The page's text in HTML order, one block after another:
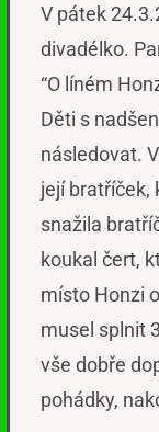
V pátek
divadélko.
“O líném
Děti s
následovat.
její bratříček,
snažila
koukal čert,
místo Honzi
musel splnit
vše dobře
pohádky,